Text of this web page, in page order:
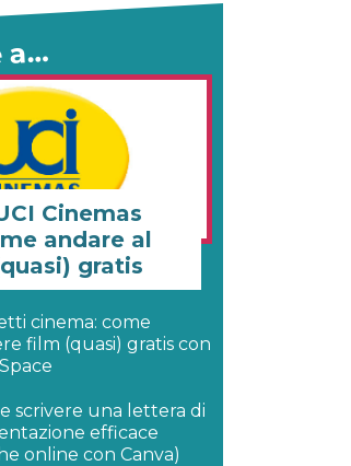
a…
Cinemas
andare al
gratis
cinema: come
film (quasi) gratis con
scrivere una lettera di
efficace
online con Canva)